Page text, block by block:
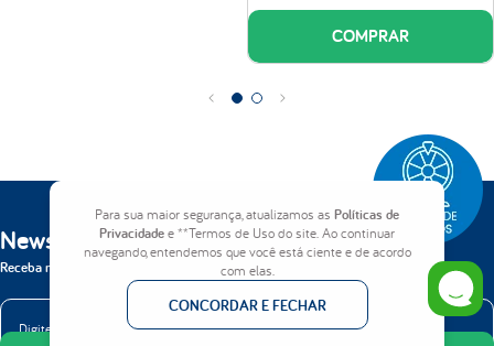
Para sua maior segurança, atualizamos as Políticas de
Privacidadee **Termos de Uso do site. Ao continuar
navegando, entendemos que você está ciente e de acordo
com elas.
CONCORDAR E FECHAR
COMPRAR
Newsletter
Receba nossas novidades em primeira mão.